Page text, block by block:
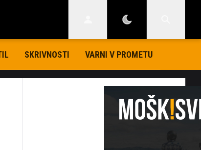
SKRIVNOSTI VARNI V PROMETU